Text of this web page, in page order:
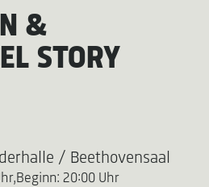
&
STORY
/ Beethovensaal
Beginn: 20:00 Uhr